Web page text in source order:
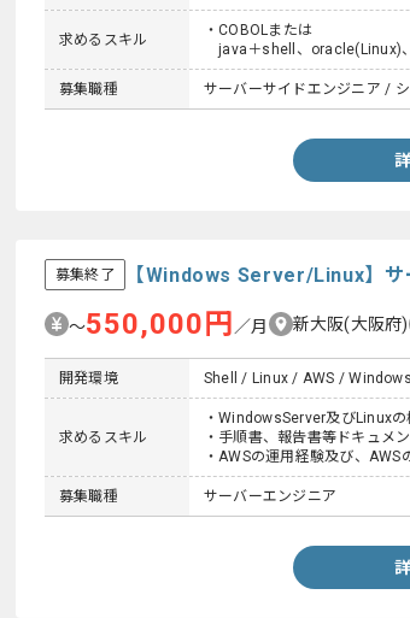
求めるスキル
・COBOLまたは
java＋shell、oracle(Linux)
募集職種 サーバーサイドエンジニア /
募集終了 【Windows Server/Linux】サ
〜550,000円 ／月 新大阪(大阪府)
開発環境 Shell / Linux / AWS /
求めるスキル
・WindowsServer及びLinux
・手順書、報告書等ドキュメ
・AWSの運用経験及び、AWS
募集職種 サーバーエンジニア